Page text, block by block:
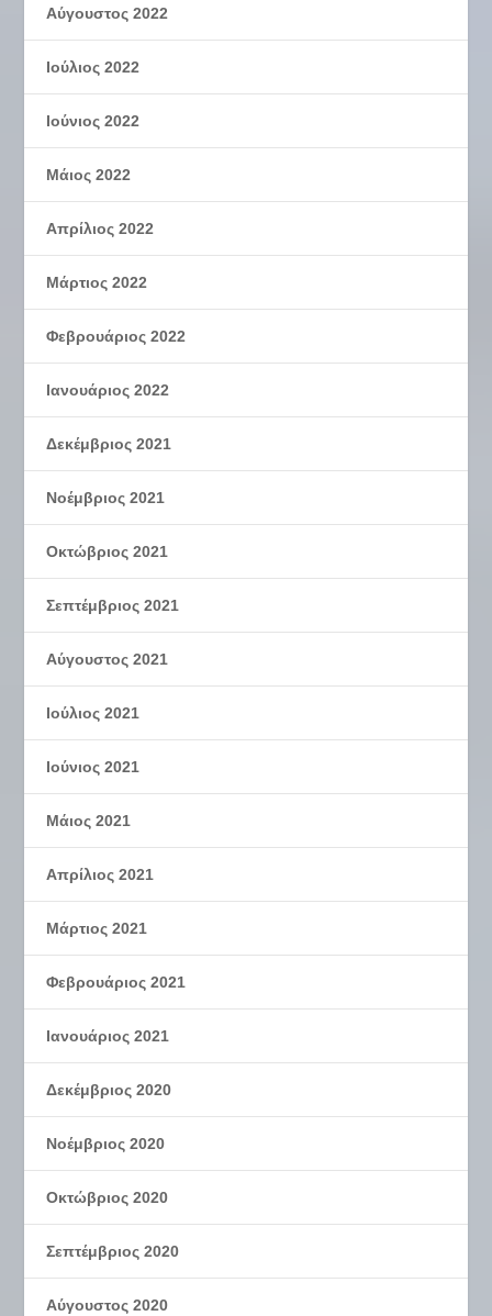
Αύγουστος 2022
Ιούλιος 2022
Ιούνιος 2022
Μάιος 2022
Απρίλιος 2022
Μάρτιος 2022
Φεβρουάριος 2022
Ιανουάριος 2022
Δεκέμβριος 2021
Νοέμβριος 2021
Οκτώβριος 2021
Σεπτέμβριος 2021
Αύγουστος 2021
Ιούλιος 2021
Ιούνιος 2021
Μάιος 2021
Απρίλιος 2021
Μάρτιος 2021
Φεβρουάριος 2021
Ιανουάριος 2021
Δεκέμβριος 2020
Νοέμβριος 2020
Οκτώβριος 2020
Σεπτέμβριος 2020
Αύγουστος 2020